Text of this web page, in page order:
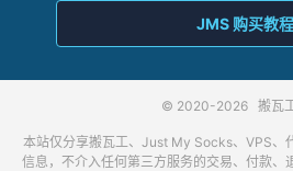
JMS 购买教程
© 2020-2026 搬瓦
本站仅分享搬瓦工、Just My Socks、VPS、
信息，不介入任何第三方服务的交易、付款、